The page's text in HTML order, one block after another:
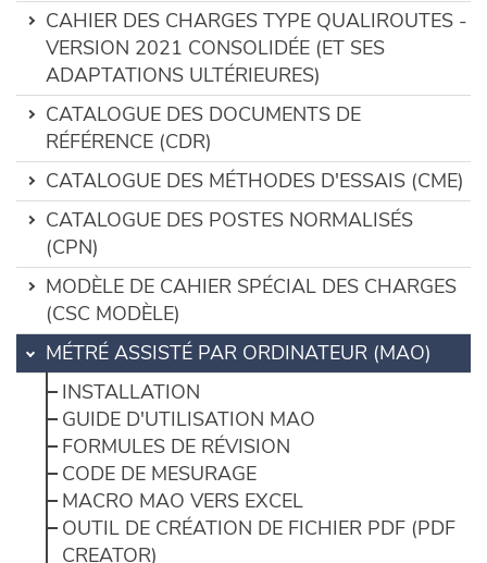
CAHIER DES CHARGES TYPE QUALIROUTES -
VERSION 2021 CONSOLIDÉE (ET SES
ADAPTATIONS ULTÉRIEURES)
CATALOGUE DES DOCUMENTS DE
RÉFÉRENCE (CDR)
CATALOGUE DES MÉTHODES D'ESSAIS (CME)
CATALOGUE DES POSTES NORMALISÉS
(CPN)
MODÈLE DE CAHIER SPÉCIAL DES CHARGES
(CSC MODÈLE)
MÉTRÉ ASSISTÉ PAR ORDINATEUR (MAO)
INSTALLATION
GUIDE D'UTILISATION MAO
FORMULES DE RÉVISION
CODE DE MESURAGE
MACRO MAO VERS EXCEL
OUTIL DE CRÉATION DE FICHIER PDF (PDF
CREATOR)